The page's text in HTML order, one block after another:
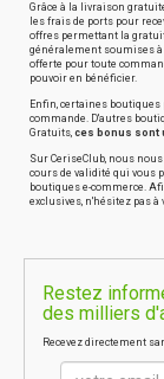
Grâce à la livraison
les frais de ports pour
offres permettant la
généralement soumises
offerte pour toute
pouvoir en bénéficier.
Enfin, certaines boutiques
commande. D'autres
Gratuits, ces bonus sont
Sur CeriseClub, nous
cours de validité qui vous
boutiques e-commerce.
exclusives, n'hésitez pas
Restez
des milliers
Recevez directement